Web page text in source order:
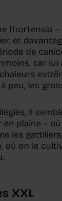
l’hortensia
et
de
car
peu, les
il
en plaine –
les
où on le
XXL